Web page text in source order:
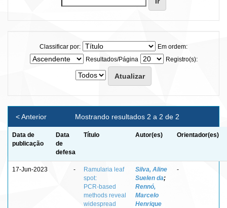
Classificar por:
Em ordem:
Resultados/Página
Registro(s):
Mostrando resultados 2 a 2 de 2
< Anterior
Data de
publicação
Data
de
defesa
Título Autor(es) Orientador(es)
17-Jun-2023 -
Ramularia leaf
spot:
PCR‑based
methods reveal
widespread
Silva, Aline
Suelen da;
Rennó,
Marcelo
Henrique
-